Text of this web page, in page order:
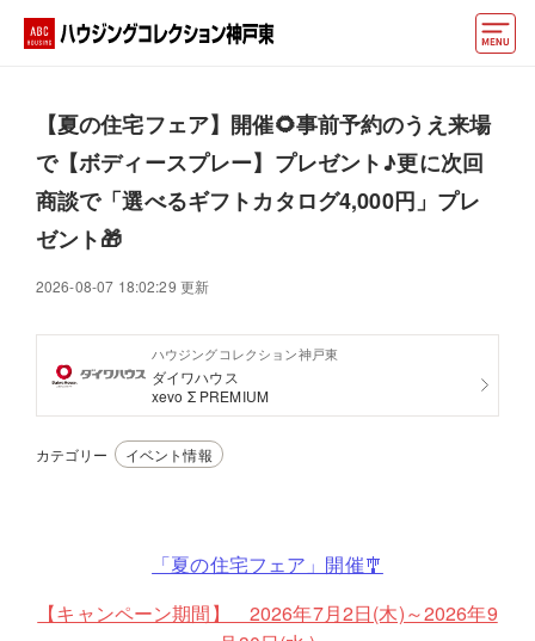
イベント情報・プレゼント
アクセス
好みからモデルハウスを探す
他の展示場 ABCハウジングトップ
マイページ アカウント登録
【夏の住宅フェア】開催🌻事前予約のうえ来場
で【ボディースプレー】プレゼント♪更に次回
商談で「選べるギフトカタログ4,000円」プレ
ゼント🎁
2026-08-07 18:02:29 更新
ハウジングコレクション神戸東
ダイワハウス
xevo Σ PREMIUM
カテゴリー イベント情報
「夏の住宅フェア」開催🎐
【キャンペーン期間】 2026年7月2日(木)～2026年9